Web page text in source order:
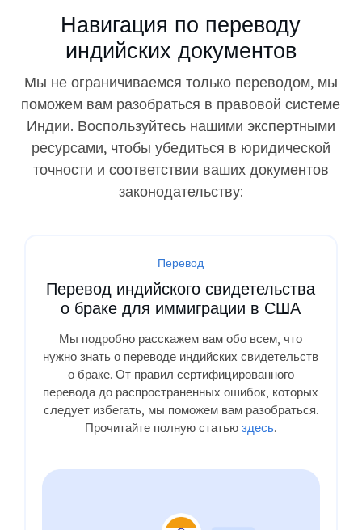
Навигация по переводу
индийских документов
Мы не ограничиваемся только переводом, мы
поможем вам разобраться в правовой системе
Индии. Воспользуйтесь нашими экспертными
ресурсами, чтобы убедиться в юридической
точности и соответствии ваших документов
законодательству:
Перевод
Перевод индийского свидетельства
о браке для иммиграции в США
Мы подробно расскажем вам обо всем, что
нужно знать о переводе индийских свидетельств
о браке. От правил сертифицированного
перевода до распространенных ошибок, которых
следует избегать, мы поможем вам разобраться.
Прочитайте полную статью здесь.